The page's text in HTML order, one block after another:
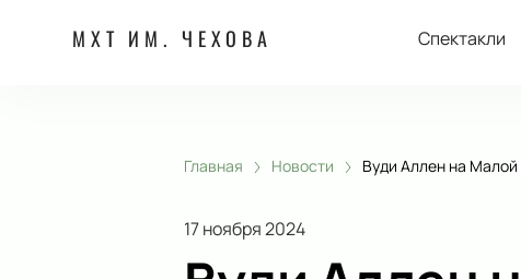
МХТ ИМ. ЧЕХОВА Спектакли
Главная Новости Вуди Аллен на
17 ноября 2024